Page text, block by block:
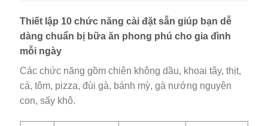
Thiết lập 10 chức năng cài đặt sẵn giúp bạn dễ
dàng chuẩn bị bữa ăn phong phú cho gia đình
mỗi ngày
Các chức năng gồm chiên không dầu, khoai tây, thịt,
cá, tôm, pizza, đùi gà, bánh mỳ, gà nướng nguyên
con, sấy khô.